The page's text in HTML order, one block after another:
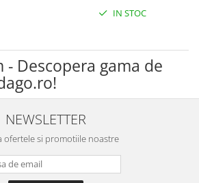
IN STOC
- Descopera gama de
NEWSLETTER
ofertele si promotiile noastre